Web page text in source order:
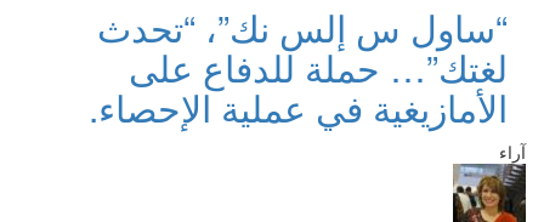
“ساول س إلس نك”، “تحدث
لغتك”… حملة للدفاع على
الأمازيغية في عملية الإحصاء.
آراء